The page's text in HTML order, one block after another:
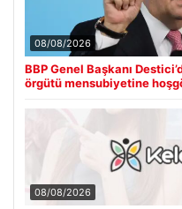
08/08/2026
BBP Genel Başkanı
örgütü mensubiyetine
08/08/2026